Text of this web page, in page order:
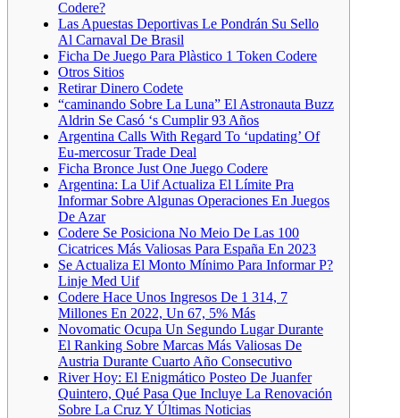
Codere?
Las Apuestas Deportivas Le Pondrán Su Sello
Al Carnaval De Brasil
Ficha De Juego Para Plàstico 1 Token Codere
Otros Sitios
Retirar Dinero Codete
“caminando Sobre La Luna” El Astronauta Buzz
Aldrin Se Casó ‘s Cumplir 93 Años
Argentina Calls With Regard To ‘updating’ Of
Eu-mercosur Trade Deal
Ficha Bronce Just One Juego Codere
Argentina: La Uif Actualiza El Límite Pra
Informar Sobre Algunas Operaciones En Juegos
De Azar
Codere Se Posiciona No Meio De Las 100
Cicatrices Más Valiosas Para España En 2023
Se Actualiza El Monto Mínimo Para Informar P?
Linje Med Uif
Codere Hace Unos Ingresos De 1 314, 7
Millones En 2022, Un 67, 5% Más
Novomatic Ocupa Un Segundo Lugar Durante
El Ranking Sobre Marcas Más Valiosas De
Austria Durante Cuarto Año Consecutivo
River Hoy: El Enigmático Posteo De Juanfer
Quintero, Qué Pasa Que Incluye La Renovación
Sobre La Cruz Y Últimas Noticias